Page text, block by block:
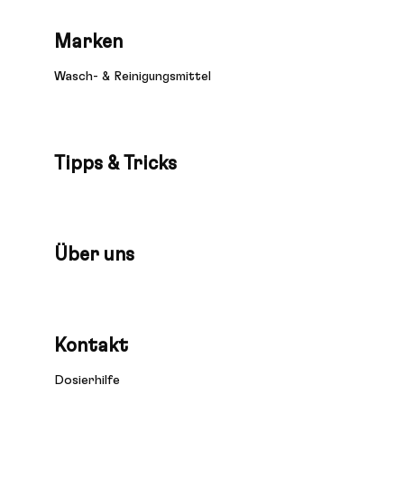
Marken
Wasch- & Reinigungsmittel
Tipps & Tricks
Über uns
Kontakt
Dosierhilfe